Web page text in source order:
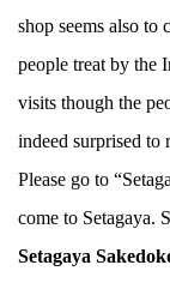
shop seems also to
people treat by the
visits though the
indeed surprised to
Please go to
come to Setagaya.
Setagaya